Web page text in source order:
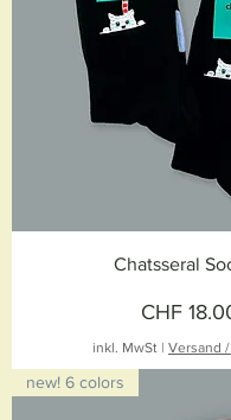
Chatsseral
Preis
CHF
inkl. MwSt | Versand
new! 6 colors